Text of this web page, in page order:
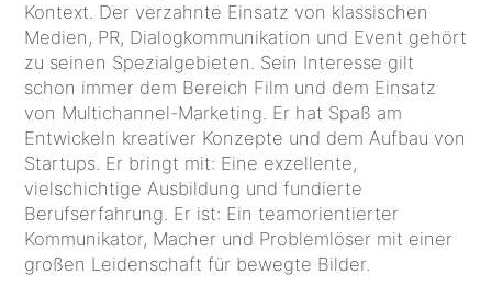
Kontext. Der verzahnte Einsatz von klassischen
Medien, PR, Dialogkommunikation und Event gehört
zu seinen Spezialgebieten. Sein Interesse gilt
schon immer dem Bereich Film und dem Einsatz
von Multichannel-Marketing. Er hat Spaß am
Entwickeln kreativer Konzepte und dem Aufbau von
Startups. Er bringt mit: Eine exzellente,
vielschichtige Ausbildung und fundierte
Berufserfahrung. Er ist: Ein teamorientierter
Kommunikator, Macher und Problemlöser mit einer
großen Leidenschaft für bewegte Bilder.